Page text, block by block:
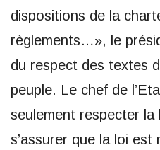
dispositions de la
règlements…», le
du respect des textes
peuple. Le chef de
seulement respecter la
s’assurer que la loi